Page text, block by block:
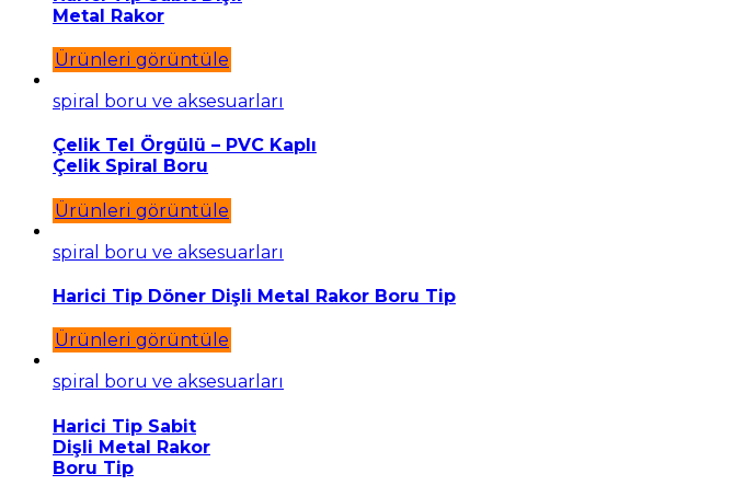
Metal Rakor
Ürünleri görüntüle
spiral boru ve aksesuarları
Çelik Tel Örgülü – PVC Kaplı
Çelik Spiral Boru
Ürünleri görüntüle
spiral boru ve aksesuarları
Harici Tip Döner Dişli Metal Rakor Boru Tip
Ürünleri görüntüle
spiral boru ve aksesuarları
Harici Tip Sabit
Dişli Metal Rakor
Boru Tip